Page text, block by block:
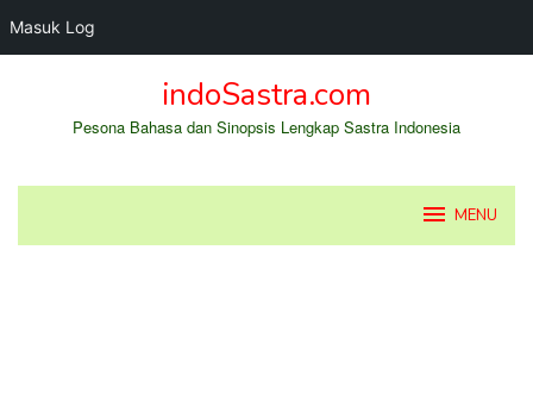
Masuk Log
indoSastra.com
Pesona Bahasa dan Sinopsis Lengkap Sastra Indonesia
MENU